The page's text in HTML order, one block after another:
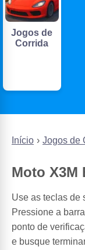
Início Jogos de
Moto X3M
Use as teclas de
Pressione a
ponto de
e busque
Jogos de
Corrida